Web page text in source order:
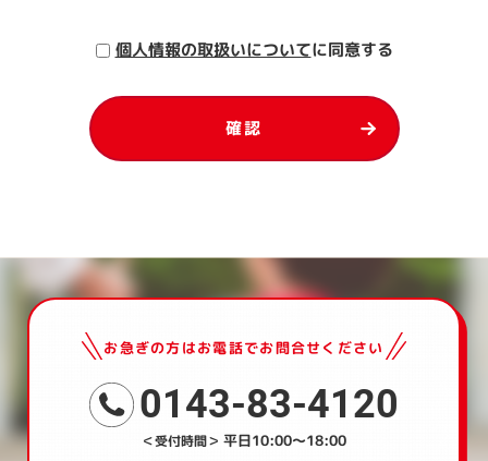
個人情報の取扱いについてに同意する
お急ぎの方はお電話でお問合せください
0143-83-4120
＜受付時間＞ 平日10:00～18:00